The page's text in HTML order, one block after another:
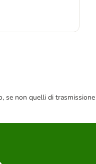
se non quelli di trasmissione